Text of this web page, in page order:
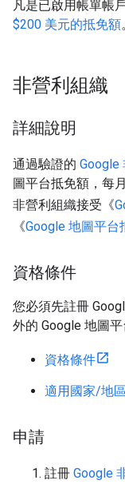
凡是已啟用帳單帳
$200 美元的抵免額
非營利組織
詳細說明
通過驗證的 Google
圖平台抵免額，每
非營利組織接受《
《Google 地圖平台
資格條件
您必須先註冊
外的 Google 地圖平
資格條件
適用國家/地區
申請
註冊 Google